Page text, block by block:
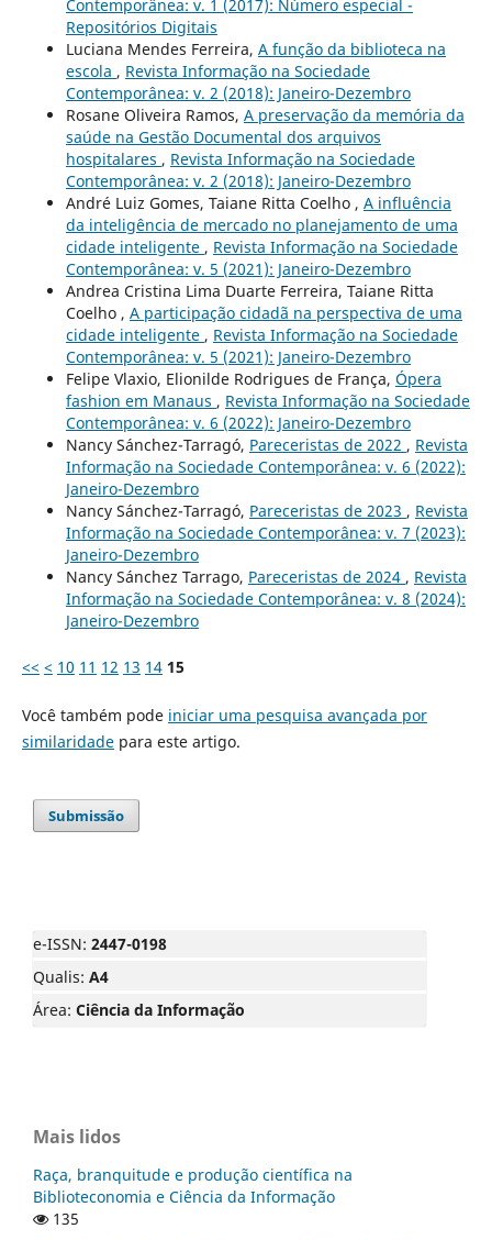
Contemporânea: v. 1 (2017): Número especial -
Repositórios Digitais
Luciana Mendes Ferreira, A função da biblioteca na
escola , Revista Informação na Sociedade
Contemporânea: v. 2 (2018): Janeiro-Dezembro
Rosane Oliveira Ramos, A preservação da memória da
saúde na Gestão Documental dos arquivos
hospitalares , Revista Informação na Sociedade
Contemporânea: v. 2 (2018): Janeiro-Dezembro
André Luiz Gomes, Taiane Ritta Coelho , A influência
da inteligência de mercado no planejamento de uma
cidade inteligente , Revista Informação na Sociedade
Contemporânea: v. 5 (2021): Janeiro-Dezembro
Andrea Cristina Lima Duarte Ferreira, Taiane Ritta
Coelho , A participação cidadã na perspectiva de uma
cidade inteligente , Revista Informação na Sociedade
Contemporânea: v. 5 (2021): Janeiro-Dezembro
Felipe Vlaxio, Elionilde Rodrigues de França, Ópera
fashion em Manaus , Revista Informação na Sociedade
Contemporânea: v. 6 (2022): Janeiro-Dezembro
Nancy Sánchez-Tarragó, Pareceristas de 2022 , Revista
Informação na Sociedade Contemporânea: v. 6 (2022):
Janeiro-Dezembro
Nancy Sánchez-Tarragó, Pareceristas de 2023 , Revista
Informação na Sociedade Contemporânea: v. 7 (2023):
Janeiro-Dezembro
Nancy Sánchez Tarrago, Pareceristas de 2024 , Revista
Informação na Sociedade Contemporânea: v. 8 (2024):
Janeiro-Dezembro
<< < 10 11 12 13 14 15
Você também pode iniciar uma pesquisa avançada por
similaridadepara este artigo.
Submissão
e-ISSN: 2447-0198
Qualis: A4
Área: Ciência da Informação
Mais lidos
Raça, branquitude e produção científica na
Biblioteconomia e Ciência da Informação
135